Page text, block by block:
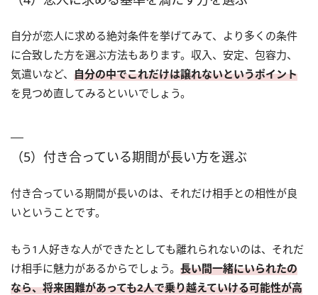
自分が恋人に求める絶対条件を挙げてみて、より多くの条件
に合致した方を選ぶ方法もあります。収入、安定、包容力、
気遣いなど、 自分の中でこれだけは譲れないというポイント
を見つめ直してみるといいでしょう。
（5）付き合っている期間が長い方を選ぶ
付き合っている期間が長いのは、それだけ相手との相性が良
いということです。
もう1人好きな人ができたとしても離れられないのは、それだ
け相手に魅力があるからでしょう。 長い間一緒にいられたの
なら、将来困難があっても2人で乗り越えていける可能性が高